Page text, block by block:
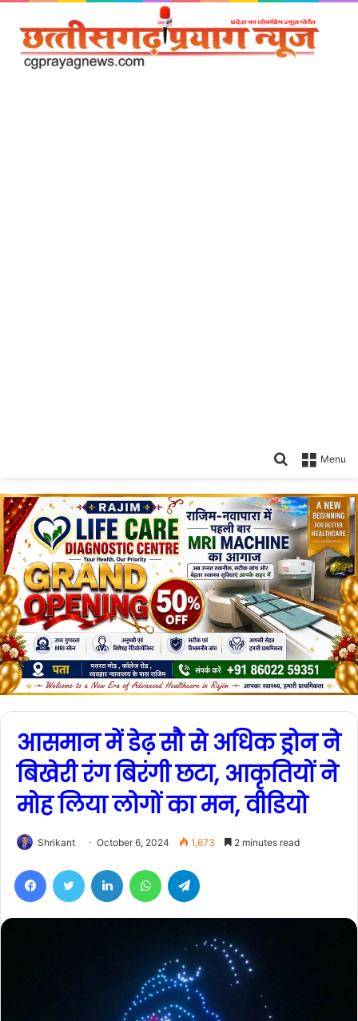
Menu
Search
आसमान में डेढ़ सौ से अधिक ड्रोन ने
बिखेरी रंग बिरंगी छटा, आकृतियों ने
मोह लिया लोगों का मन, वीडियो
Shrikant October 6, 2024 1,673 2 minutes read